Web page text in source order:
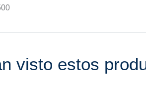
visto estos